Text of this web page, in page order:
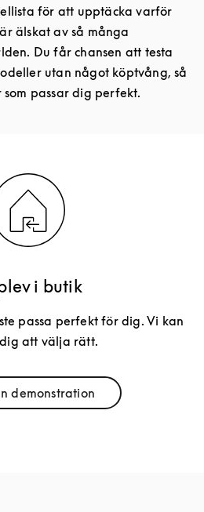
för att upptäcka varför
älskat av så många
Du får chansen att testa
utan något köptvång, så
passar dig perfekt.
i butik
passa perfekt för dig. Vi kan
att välja rätt.
demonstration
Link Opens in New Tab